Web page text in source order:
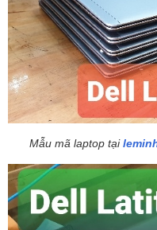
Mẫu mã laptop tại